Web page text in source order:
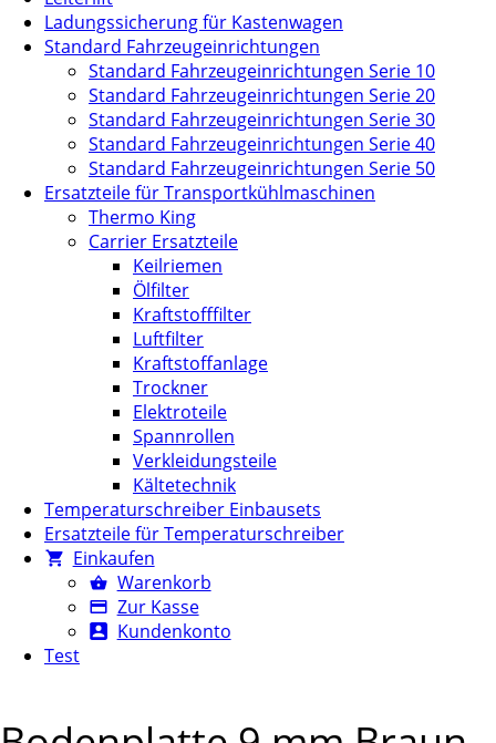
Ladungssicherung für Kastenwagen
Standard Fahrzeugeinrichtungen
Standard Fahrzeugeinrichtungen Serie 10
Standard Fahrzeugeinrichtungen Serie 20
Standard Fahrzeugeinrichtungen Serie 30
Standard Fahrzeugeinrichtungen Serie 40
Standard Fahrzeugeinrichtungen Serie 50
Ersatzteile für Transportkühlmaschinen
Thermo King
Carrier Ersatzteile
Keilriemen
Ölfilter
Kraftstofffilter
Luftfilter
Kraftstoffanlage
Trockner
Elektroteile
Spannrollen
Verkleidungsteile
Kältetechnik
Temperaturschreiber Einbausets
Ersatzteile für Temperaturschreiber
Einkaufen
Warenkorb
Zur Kasse
Kundenkonto
Test